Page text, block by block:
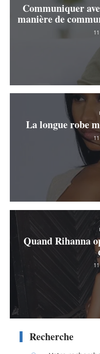
Communiquer
manière de
La longue robe
Quand Rihanna
Recherche